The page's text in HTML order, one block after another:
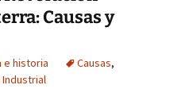
Causas y
e historia Causas,